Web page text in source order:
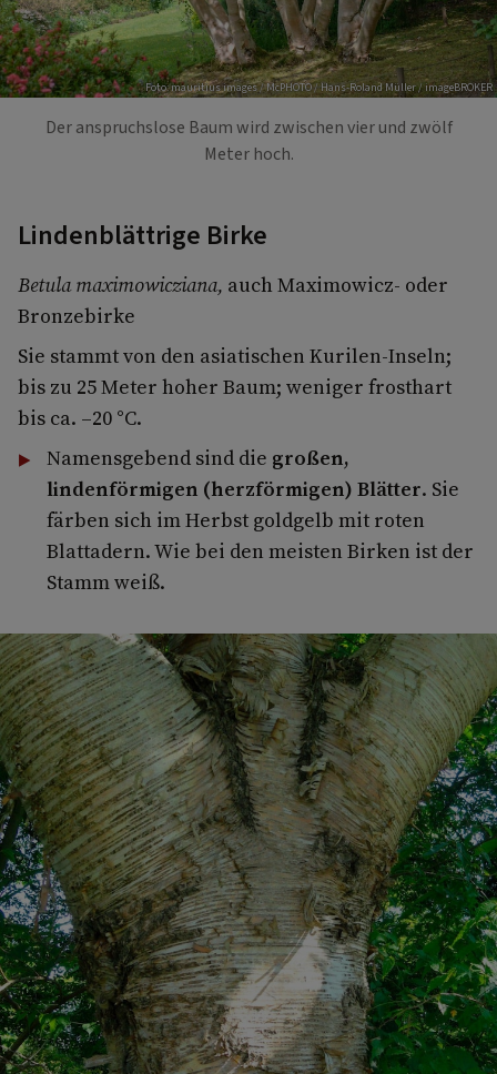
Foto: mauritius images / McPHOTO / Hans-Roland Müller / imageBROKER
Der anspruchslose Baum wird zwischen vier und zwölf
Meter hoch.
Lindenblättrige Birke
Betula maximowicziana, auch Maximowicz- oder
Bronzebirke
Sie stammt von den asiatischen Kurilen-Inseln;
bis zu 25 Meter hoher Baum; weniger frosthart
bis ca. –20 °C.
Namensgebend sind die großen,
lindenförmigen (herzförmigen) Blätter. Sie
färben sich im Herbst goldgelb mit roten
Blattadern. Wie bei den meisten Birken ist der
Stamm weiß.